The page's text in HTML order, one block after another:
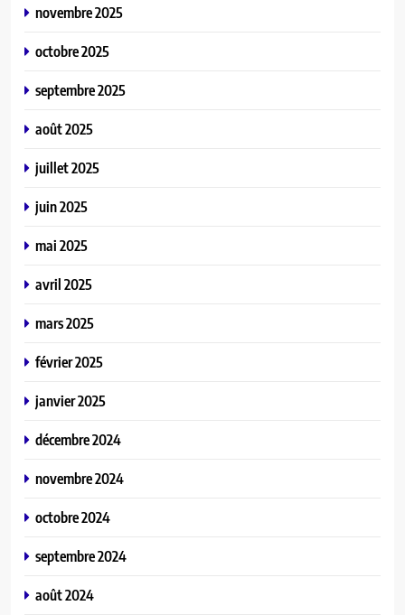
novembre 2025
octobre 2025
septembre 2025
août 2025
juillet 2025
juin 2025
mai 2025
avril 2025
mars 2025
février 2025
janvier 2025
décembre 2024
novembre 2024
octobre 2024
septembre 2024
août 2024